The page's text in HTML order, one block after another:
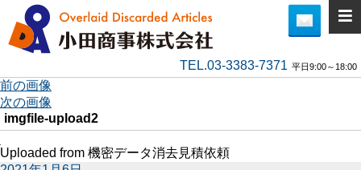
TEL.03-3383-7371 平日9:00～18:00
前の画像
次の画像
imgfile-upload2
Uploaded from 機密データ消去見積依頼